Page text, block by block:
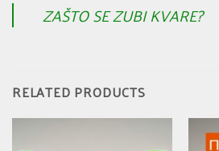
ZAŠTO SE ZUBI KVARE?
RELATED PRODUCTS